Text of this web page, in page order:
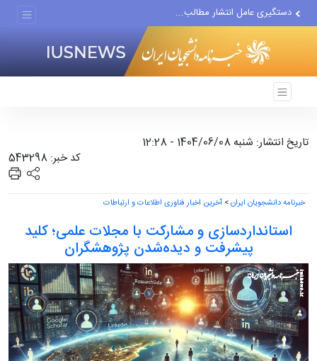
دستگیری عامل انتشار مطالب...
مواضع مزدوران سعودی را با...
ضربه مغزی بیش از ۷۰۰ نظامی...
تاریخ انتشار: شنبه 1404/06/08 - 12:28
کد خبر: 543298
خبرنامه دانشجویان ایران> آخرین اخبار فناوری اطلاعات و ارتباطات
استانداردسازی و مشارکت با مجلات علمی؛ کلید
پیشرفت و دیده‌شدن پژوهشگران